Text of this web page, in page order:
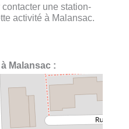
une station-
activité à Malansac.
Malansac :